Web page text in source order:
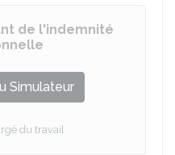
de l'indemnité
Simulateur
du travail